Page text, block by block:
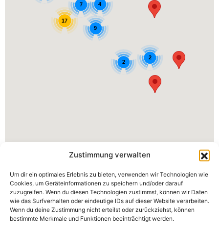
Zustimmung verwalten
Um dir ein optimales Erlebnis zu bieten, verwenden wir Technologien wie
Cookies, um Geräteinformationen zu speichern und/oder darauf
zuzugreifen. Wenn du diesen Technologien zustimmst, können wir Daten
wie das Surfverhalten oder eindeutige IDs auf dieser Website verarbeiten.
Wenn du deine Zustimmung nicht erteilst oder zurückziehst, können
bestimmte Merkmale und Funktionen beeinträchtigt werden.
9
17
2
2
4
7
Contacta con nosotros
Julia & Johanna Müller GbR Am Römerhof 13, 35287